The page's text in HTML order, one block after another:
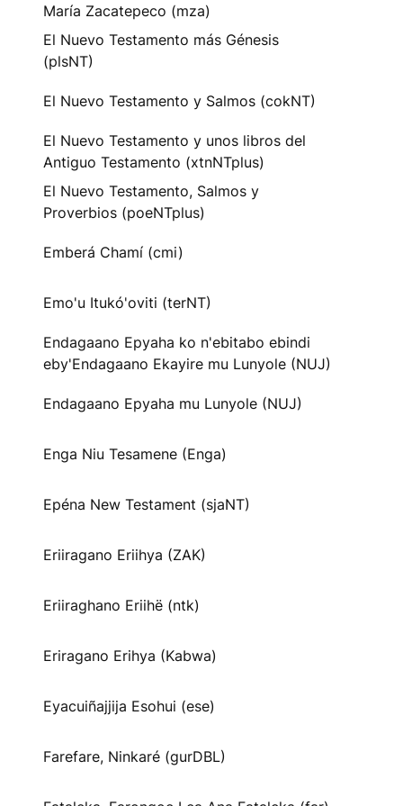
María Zacatepeco (mza)
El Nuevo Testamento más Génesis
(plsNT)
El Nuevo Testamento y Salmos (cokNT)
El Nuevo Testamento y unos libros del
Antiguo Testamento (xtnNTplus)
El Nuevo Testamento, Salmos y
Proverbios (poeNTplus)
Emberá Chamí (cmi)
Emo'u Itukó'oviti (terNT)
Endagaano Epyaha ko n'ebitabo ebindi
eby'Endagaano Ekayire mu Lunyole (NUJ)
Endagaano Epyaha mu Lunyole (NUJ)
Enga Niu Tesamene (Enga)
Epéna New Testament (sjaNT)
Eriiragano Eriihya (ZAK)
Eriiraghano Eriihë (ntk)
Eriragano Erihya (Kabwa)
Eyacuiñajjija Esohui (ese)
Farefare, Ninkaré (gurDBL)